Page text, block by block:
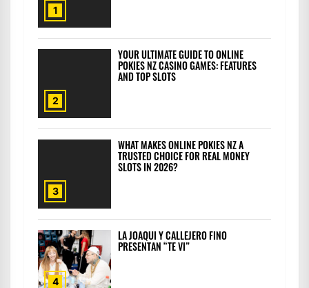
1
2
YOUR ULTIMATE GUIDE TO ONLINE
POKIES NZ CASINO GAMES: FEATURES
AND TOP SLOTS
3
WHAT MAKES ONLINE POKIES NZ A
TRUSTED CHOICE FOR REAL MONEY
SLOTS IN 2026?
4
LA JOAQUI Y CALLEJERO FINO
PRESENTAN “TE VI”